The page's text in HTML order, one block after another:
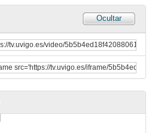
Ocultar
9 de dec. de 2015